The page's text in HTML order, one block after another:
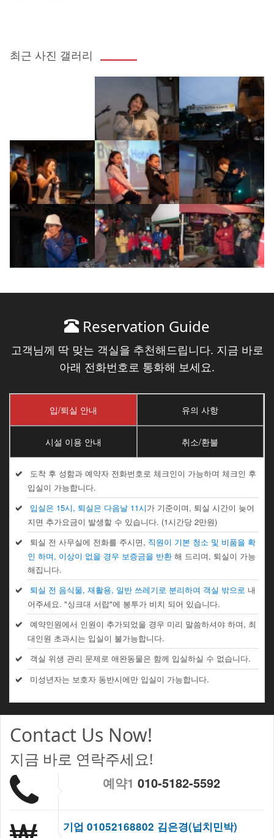
최근 사진 갤러리
Reservation Guide
고객님께 딱 맞는 객실을 추천해드립니다. 지금 바로
아래 전화번호로 통화해 보세요.
입/퇴실 안내 유의 사항
시설 이용 안내 취소/환불
도착 후 성함과 예약자 전화번호로 체크인이 가능하며 체크인 후
입실이 가능합니다.
입실은 15시, 퇴실은 다음날 11시가 기준이며, 퇴실 시간이 늦어
지면 추가요금이 발생할 수 있습니다. (1시간당 2만원)
퇴실 전 사무실에 전화를 주시면, 직원이 기본 청소 및 비품을 확
인 하며, 이상이 없을 경우 보증금을 반환해 드리며, 퇴실이 가능
해집니다.
퇴실 전 음식물, 재활용, 일반 쓰레기로 분리하여 객실 밖으로 내
어주세요. "싱크대 서랍"에 봉투가 비치 되어 있습니다.
예약인원에서 인원이 추가되었을 경우 미리 말씀하셔야 하며, 최
대인원 초과시는 입실이 불가능합니다.
객실 위생 관리 문제로 애완동물은 함께 입실하실 수 없습니다.
미성년자는 보호자 동반시에만 입실이 가능합니다.
Contact Us Now!
지금 바로 연락주세요!
예약1 010-5182-5592
기업 01052168802 김은경(넙치민박)